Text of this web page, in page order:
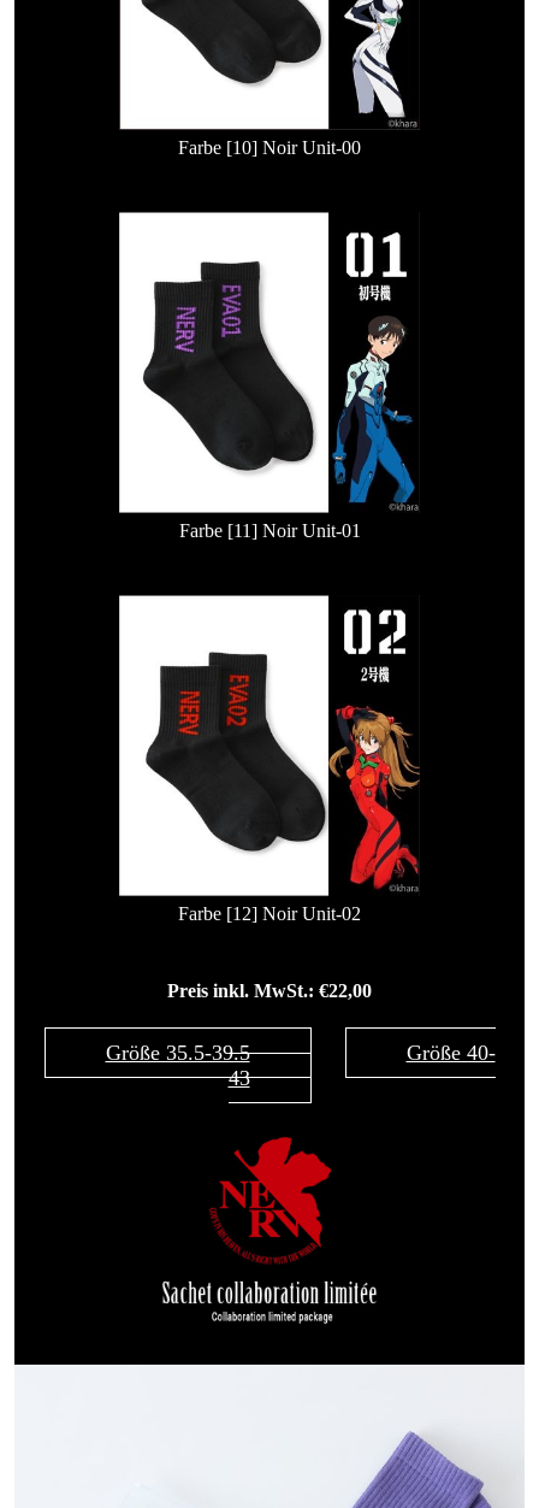
Farbe [10] Noir Unit-00
Farbe [11] Noir Unit-01
Farbe [12] Noir Unit-02
Preis inkl. MwSt.: €22,00
Größe 35.5-39.5
Größe 40-
43